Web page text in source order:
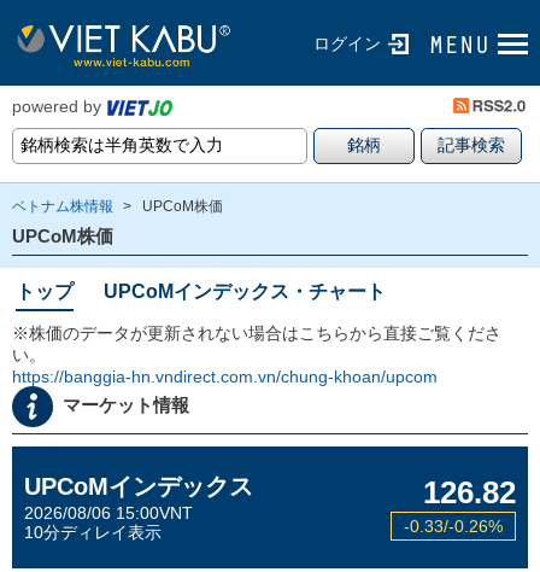
ログイン
powered by
ベトナム株情報 > UPCoM株価
UPCoM株価
トップ UPCoMインデックス・チャート
※株価のデータが更新されない場合はこちらから直接ご覧くださ
い。
https://banggia-hn.vndirect.com.vn/chung-khoan/upcom
マーケット情報
UPCoMインデックス
2026/08/06 15:00VNT
10分ディレイ表示
126.82
-0.33/-0.26%